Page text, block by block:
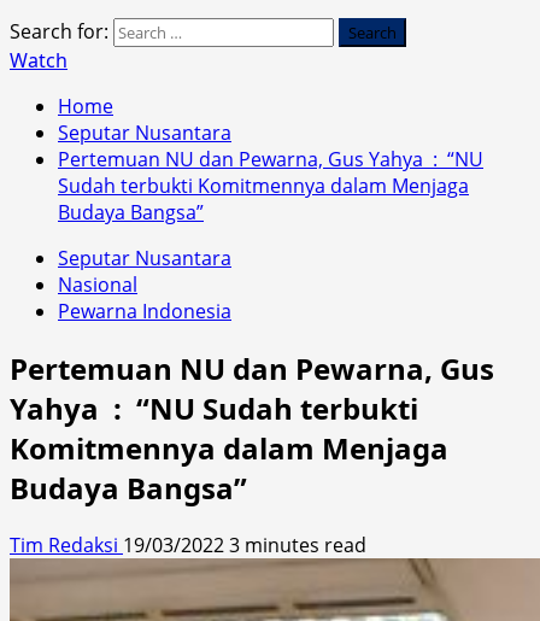
Search for:
Watch
Home
Seputar Nusantara
Pertemuan NU dan Pewarna, Gus Yahya : “NU
Sudah terbukti Komitmennya dalam Menjaga
Budaya Bangsa”
Seputar Nusantara
Nasional
Pewarna Indonesia
Pertemuan NU dan Pewarna, Gus
Yahya : “NU Sudah terbukti
Komitmennya dalam Menjaga
Budaya Bangsa”
Tim Redaksi 19/03/20223 minutes read